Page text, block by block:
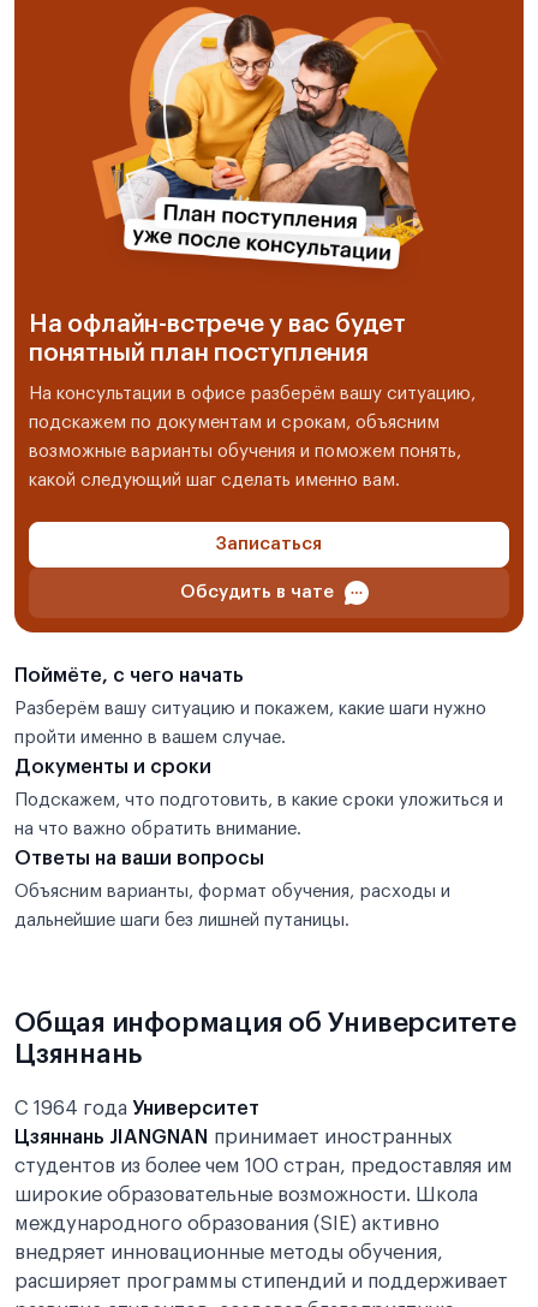
На офлайн-встрече у вас будет
понятный план поступления
На консультации в офисе разберём вашу ситуацию,
подскажем по документам и срокам, объясним
возможные варианты обучения и поможем понять,
какой следующий шаг сделать именно вам.
Записаться
Обсудить в чате
Поймёте, с чего начать
Разберём вашу ситуацию и покажем, какие шаги нужно
пройти именно в вашем случае.
Документы и сроки
Подскажем, что подготовить, в какие сроки уложиться и
на что важно обратить внимание.
Ответы на ваши вопросы
Объясним варианты, формат обучения, расходы и
дальнейшие шаги без лишней путаницы.
Общая информация об Университете
Цзяннань
С 1964 года Университет
Цзяннань JIANGNAN принимает иностранных
студентов из более чем 100 стран, предоставляя им
широкие образовательные возможности. Школа
международного образования (SIE) активно
внедряет инновационные методы обучения,
расширяет программы стипендий и поддерживает